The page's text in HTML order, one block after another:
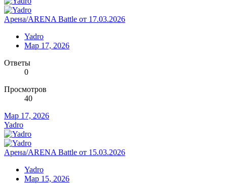
Арена/ARENA Battle от 17.03.2026
Yadro
Мар 17, 2026
Ответы
0
Просмотров
40
Мар 17, 2026
Yadro
Арена/ARENA Battle от 15.03.2026
Yadro
Мар 15, 2026